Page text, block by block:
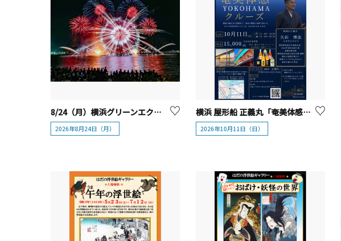
8/24（月）横浜グリーンエクスポ応援 みなとみらいフェスティバル
2026年8月24日（月）
横浜 屋形船 正義丸「奄美体感YOKOHAMAクルーズ」
2026年10月11日（日）